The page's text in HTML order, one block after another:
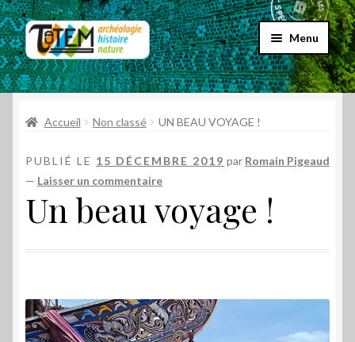
Aller
à
la
navigation
Aller
au
contenu
Menu
Accueil
Choix par genre
menu
Choix par éditeur
Ouvrir
Promos
Qui sommes-nous ?
Accueil Non classé UN BEAU VOYAGE !
PUBLIÉ LE 15 DÉCEMBRE 2019 par Romain Pigeaud
— Laisser un commentaire
Un beau voyage !